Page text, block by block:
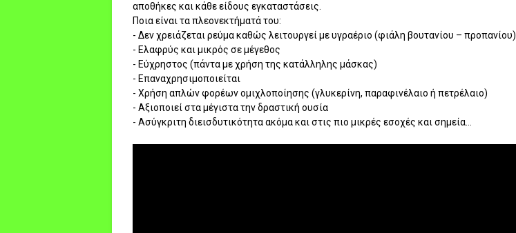
αποθήκες και κάθε είδους εγκαταστάσεις.
Ποια είναι τα πλεονεκτήματά του:
- Δεν χρειάζεται ρεύμα καθώς λειτουργεί με υγραέριο (φιάλη βουτανίου – προπανίου)
- Ελαφρύς και μικρός σε μέγεθος
- Εύχρηστος (πάντα με χρήση της κατάλληλης μάσκας)
- Επαναχρησιμοποιείται
- Χρήση απλών φορέων ομιχλοποίησης (γλυκερίνη, παραφινέλαιο ή πετρέλαιο)
- Αξιοποιεί στα μέγιστα την δραστική ουσία
- Ασύγκριτη διεισδυτικότητα ακόμα και στις πιο μικρές εσοχές και σημεία...